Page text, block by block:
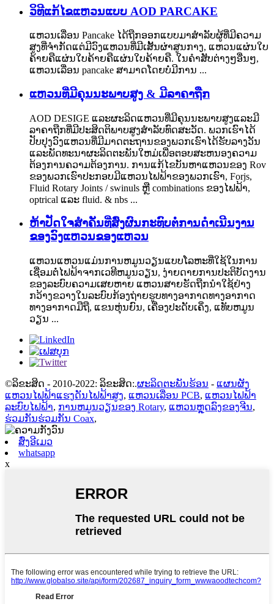
ວິທີແກ້ໄຂແຫວນແບບ AOD PARCAKE
ແຫວນເລື່ອນ Pancake ໄດ້ຖືກອອກແບບມາສໍາລັບຜູ້ທີ່ມີຄວາມ
ສູງທີ່ຈໍາກັດແຕ່ມີວົງແຫວນທີ່ມີເສັ້ນຜ່າສູນກາງ, ແຫວນແຜ່ນໃບ
ຄ້າຍຄືແຜ່ນໃບຄ້າຍຄືແຜ່ນໃບຄ້າຍຄື. ໃນຄໍາສັບຕ່າງໆອື່ນໆ,
ແຫວນເລື່ອນ pancake ສາມາດໂດຍບໍ່ມີການ ...
ແຫວນທີ່ມີຄຸນນະພາບສູງ & ມີລາຄາຖືກ
AOD DESIGE ແລະຜະລິດແຫວນທີ່ມີຄຸນນະພາບສູງແລະມີ
ລາຄາຖືກທີ່ມີປະສິດຕິພາບສູງສໍາລັບທົດສະວັດ. ພວກເຮົາໄດ້
ປັບປຸງວົງແຫວນທີ່ມີມາດຕະຖານຂອງພວກເຮົາໄດ້ຮັບລາງວັນ
ແລະພັດທະນາຜະລິດຕະພັນໃຫມ່ເພື່ອຕອບສະຫນອງຄວາມ
ຕ້ອງການຄວາມຕ້ອງການ. ການແກ້ໄຂບັນຫາແຫວນຂອງ Rov
ຂອງພວກເຮົາປະກອບມີແຫວນໄຟຟ້າຂອງພວກເຮົາ, Forjs,
Fluid Rotary Joints / swinuls ຫຼື combinations ຂອງໄຟຟ້າ,
optrical ແລະ fluid. & nbs ...
ຫ້າປັດໃຈສໍາຄັນທີ່ສົ່ງຜົນກະທົບຕໍ່ການດໍາເນີນງານ
ຂອງວົງແຫວນຂອງແຫວນ
ແຫວນແຫວນແມ່ນການຫມູນວຽນແບບໂລຫະທີ່ໃຊ້ໃນການ
ເຊື່ອມຕໍ່ໄຟຟ້າຈາກເວທີຫມູນວຽນ, ງ່າຍດາຍການປະຕິບັດງານ
ຂອງລະບົບຄວາມເສຍຫາຍ ແຫວນສາຍຮັດຖືກນໍາໃຊ້ຢ່າງ
ກວ້າງຂວາງໃນລະບົບກ້ອງຖ່າຍຮູບທາງອາກາດທາງອາກາດ
ທາງອາກາດມືຖື, ແຂນຫຸ່ນຍົນ, ເຄື່ອງປະດັບເຄິ່ງ, ແທັບຫມູນ
ວຽນ ...
©ລິຂະສິດ - 2010-2022: ລິຂະສິດ:.ຜະລິດຕະພັນຮ້ອນ - ແຜນຜັງ
ແຫວນໄຟຟ້າແຮງດັນໄຟຟ້າສູງ, ແຫວນເລື່ອນ PCB, ແຫວນໄຟຟ້າ
ລະບົບໄຟຟ້າ, ການຫມູນວຽນຂອງ Rotary, ແຫວນຫຼຸດລົງຂອງຈີນ,
ຮ່ວມກັນຮ່ວມກັນ Coax,
ສົ່ງອີເມວ
whatsapp
x